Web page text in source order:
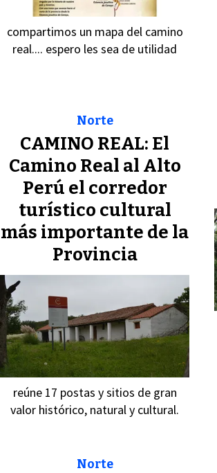
compartimos un mapa del camino
real.... espero les sea de utilidad
CAMINO REAL: El
Camino Real al Alto
Perú el corredor
turístico cultural
más importante de la
Provincia
Norte
reúne 17 postas y sitios de gran
valor histórico, natural y cultural.
Norte